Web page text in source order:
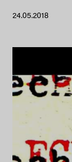
24.05.2018